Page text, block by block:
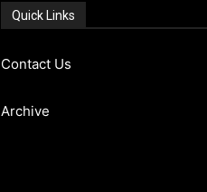
Quick Links
Contact Us
Archive